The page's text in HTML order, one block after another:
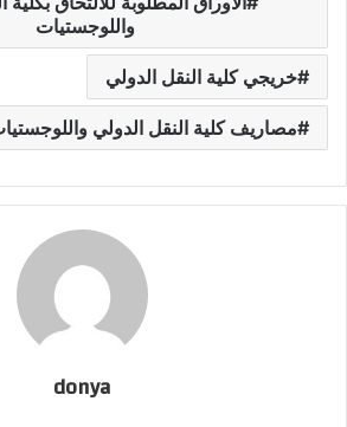
واللوجستيات
خريجي كلية النقل الدولي
مصاريف كلية النقل الدولي
donya